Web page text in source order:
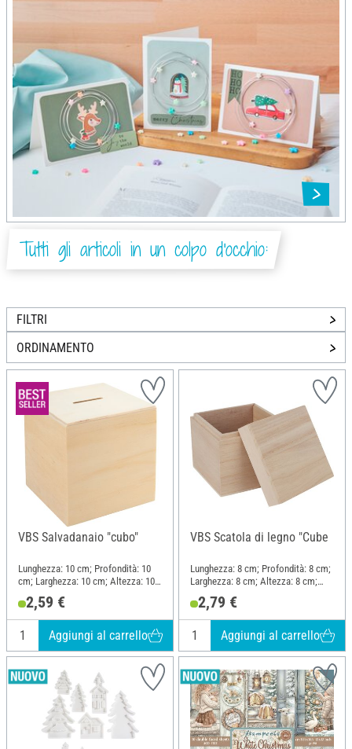
Tutti gli articoli in un colpo d'occhio:
FILTRI
ORDINAMENTO
VBS Salvadanaio "cubo"
Lunghezza: 10 cm; Profondità: 10
cm; Larghezza: 10 cm; Altezza: 10
2,59 €
Aggiungi al carrello
VBS Scatola di legno "Cube
Lunghezza: 8 cm; Profondità: 8 cm;
Larghezza: 8 cm; Altezza: 8 cm;
2,79 €
Aggiungi al carrello